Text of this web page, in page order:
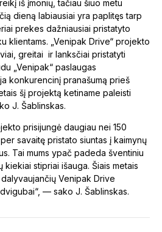
iš įmonių, tačiau šiuo metu
dieną labiausiai yra paplitęs tarp
prekes dažniausiai pristatyto
klientams. „Venipak Drive“ projekto
greitai ir lanksčiai pristatyti
„Venipak“ paslaugas
konkurencinį pranašumą prieš
šį projektą ketiname paleisti
J. Šablinskas.
prisijungė daugiau nei 150
savaitę pristato siuntas į kaimynų
Tai mums ypač padeda šventiniu
stipriai išauga. Šiais metais
Venipak Drive
— sako J. Šablinskas.